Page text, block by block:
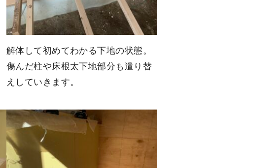
解体して初めてわかる下地の状態。
傷んだ柱や床根太下地部分も遣り替
えしていきます。